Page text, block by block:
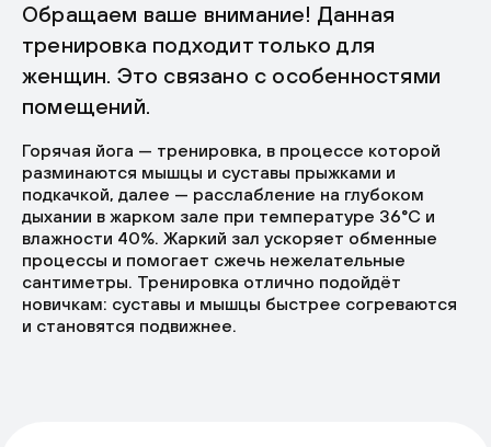
Обращаем ваше внимание! Данная
тренировка подходит только для
женщин. Это связано с особенностями
помещений.
Горячая йога — тренировка, в процессе которой
разминаются мышцы и суставы прыжками и
подкачкой, далее — расслабление на глубоком
дыхании в жарком зале при температуре 36°C и
влажности 40%. Жаркий зал ускоряет обменные
процессы и помогает сжечь нежелательные
сантиметры. Тренировка отлично подойдёт
новичкам: суставы и мышцы быстрее согреваются
и становятся подвижнее.